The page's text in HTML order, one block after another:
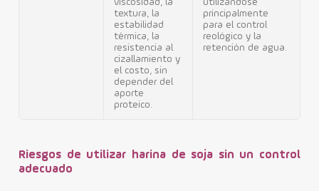
viscosidad, la
textura, la
estabilidad
térmica, la
resistencia al
cizallamiento y
el costo, sin
depender del
aporte
proteico.
utilizándose
principalmente
para el control
reológico y la
retención de agua.
Riesgos de utilizar harina de soja sin un control
adecuado